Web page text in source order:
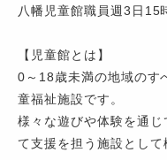
八幡児童館職員週3日15
【児童館とは】
0～18歳未満の地域のす
童福祉施設です。
様々な遊びや体験を通
て支援を担う施設として